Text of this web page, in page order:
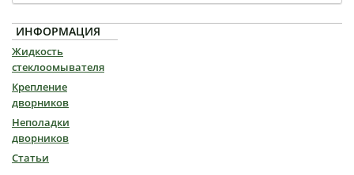
ИНФОРМАЦИЯ
Жидкость
стеклоомывателя
Крепление
дворников
Неполадки
дворников
Статьи